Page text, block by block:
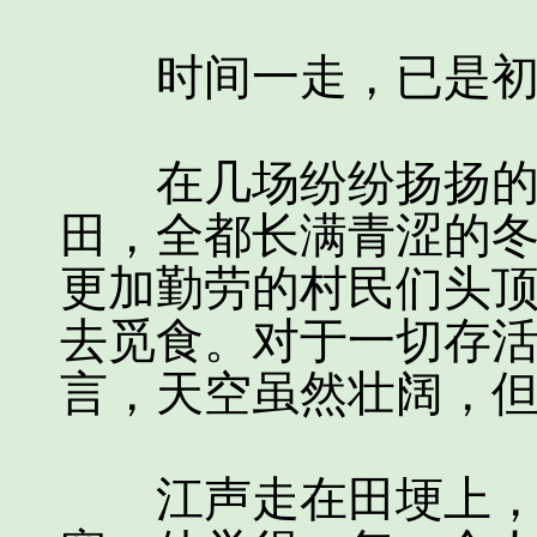
时间一走，已是
在几场纷纷扬扬的
田，全都长满青涩的
更加勤劳的村民们头
去觅食。对于一切存
言，天空虽然壮阔，
江声走在田埂上，